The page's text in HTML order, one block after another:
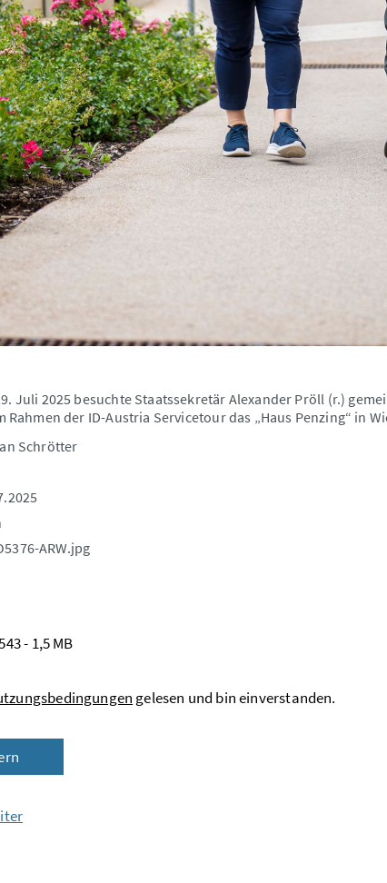
Juli 2025 besuchte Staatssekretär Alexander Pröll (r.)
Rahmen der ID-Austria Servicetour das „Haus Penzing“ in
Schrötter
ARW.jpg
- 1,5 MB
gelesen und bin einverstanden.